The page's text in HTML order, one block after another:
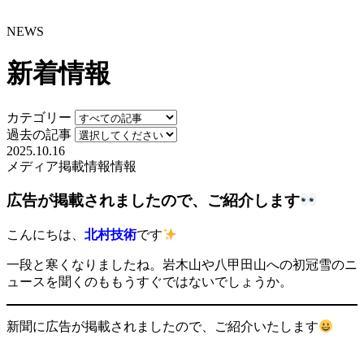
NEWS
新着情報
カテゴリー
過去の記事
2025.10.16
メディア掲載情報情報
広告が掲載されましたので、ご紹介します
こんにちは、 北村技術です
一段と寒くなりましたね。岩木山や八甲田山への初冠雪のニ
ュースを聞くのももうすぐではないでしょうか。
新聞に広告が掲載されましたので、ご紹介いたします